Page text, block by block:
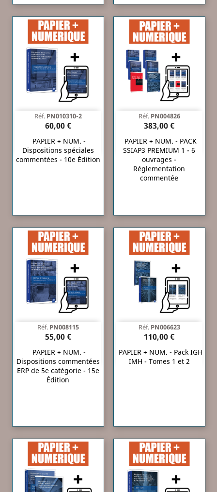
Réf. PN010310-2
60,00 €
PAPIER + NUM. -
Dispositions spéciales
commentées - 10e Édition
Réf. PN004826
383,00 €
PAPIER + NUM. - PACK
SSIAP3 PREMIUM 1 - 6
ouvrages -
Réglementation
commentée
Réf. PN008115
55,00 €
PAPIER + NUM. -
Dispositions commentées
ERP de 5e catégorie - 15e
Édition
Réf. PN006623
110,00 €
PAPIER + NUM. - Pack IGH
IMH - Tomes 1 et 2